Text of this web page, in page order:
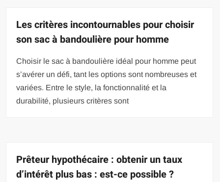
Les critères incontournables pour choisir
son sac à bandoulière pour homme
Choisir le sac à bandoulière idéal pour homme peut
s’avérer un défi, tant les options sont nombreuses et
variées. Entre le style, la fonctionnalité et la
durabilité, plusieurs critères sont
Prêteur hypothécaire : obtenir un taux
d’intérêt plus bas : est-ce possible ?